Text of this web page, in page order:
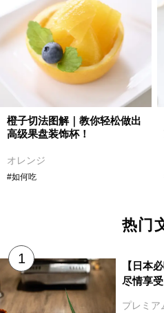
橙子切法图解｜教你轻松做出
高级果盘装饰杯！
オレンジ
#如何吃
热门
【日本
尽情享
プレミア